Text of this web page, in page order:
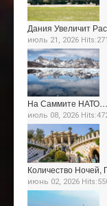
Дания Увеличит
июль 21, 2026 Hits:271
На Саммите НАТО…
июль 08, 2026
Количество
июнь 02, 2026